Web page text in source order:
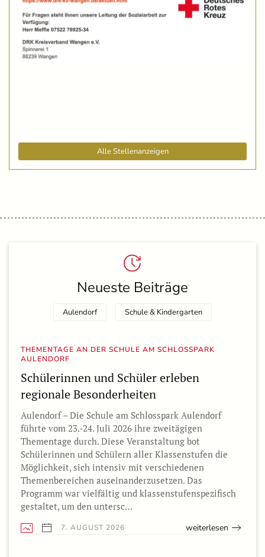
Alle Stellenanzeigen
Neueste Beiträge
Aulendorf Schule & Kindergarten
THEMENTAGE AN DER SCHULE AM SCHLOSSPARK
AULENDORF
Schülerinnen und Schüler erleben
regionale Besonderheiten
Aulendorf – Die Schule am Schlosspark Aulendorf
führte vom 23.-24. Juli 2026 ihre zweitägigen
Thementage durch. Diese Veranstaltung bot
Schülerinnen und Schülern aller Klassenstufen die
Möglichkeit, sich intensiv mit verschiedenen
Themenbereichen auseinanderzusetzen. Das
Programm war vielfältig und klassenstufenspezifisch
gestaltet, um den untersc…
7. AUGUST 2026 weiterlesen